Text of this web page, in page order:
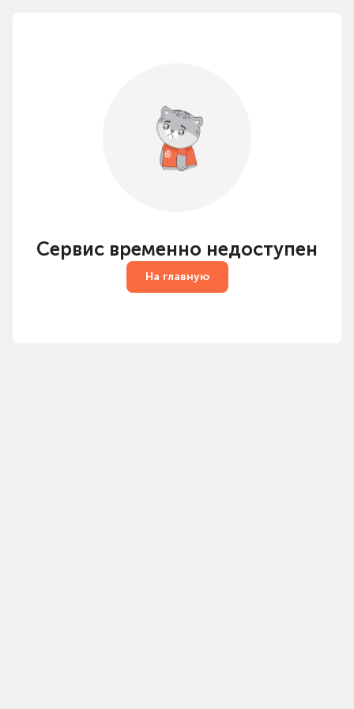
Сервис временно недоступен
На главную